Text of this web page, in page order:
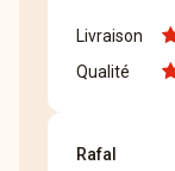
Livraison
Qualité
Rafal